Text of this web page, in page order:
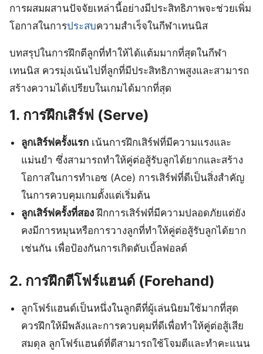
การผสมผสานปัจจัยเหล่านี้อย่างมีประสิทธิภาพจะช่วยเพิ่ม
โอกาสในการประสบความสำเร็จในกีฬาเทนนิส
บทสรุปในการฝึกตีลูกที่ทำให้ได้แต้มมากที่สุดในกีฬา
เทนนิส ควรมุ่งเน้นไปที่ลูกที่มีประสิทธิภาพสูงและสามารถ
สร้างความได้เปรียบในเกมได้มากที่สุด
1. การฝึกเสิร์ฟ (Serve)
ลูกเสิร์ฟครั้งแรก เน้นการฝึกเสิร์ฟที่มีความแรงและ
แม่นยำ ซึ่งสามารถทำให้คู่ต่อสู้รับลูกได้ยากและสร้าง
โอกาสในการทำเอซ (Ace) การเสิร์ฟที่ดีเป็นสิ่งสำคัญ
ในการควบคุมเกมตั้งแต่เริ่มต้น
ลูกเสิร์ฟครั้งที่สองฝึกการเสิร์ฟที่มีความปลอดภัยแต่ยัง
คงมีการหมุนหรือการวางลูกที่ทำให้คู่ต่อสู้รับลูกได้ยาก
เช่นกัน เพื่อป้องกันการเกิดดับเบิ้ลฟอลต์
2. การฝึกตีโฟร์แฮนด์ (Forehand)
ลูกโฟร์แฮนด์เป็นหนึ่งในลูกตีที่ผู้เล่นนิยมใช้มากที่สุด
ควรฝึกให้มีพลังและการควบคุมที่ดีเพื่อทำให้คู่ต่อสู้เสีย
สมดุล ลูกโฟร์แฮนด์ที่ดีสามารถใช้โจมตีและทำคะแนน